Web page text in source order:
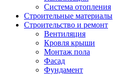
Система отопления
Строительные материалы
Строительство и ремонт
Вентиляция
Кровля крыши
Монтаж пола
Фасад
Фундамент